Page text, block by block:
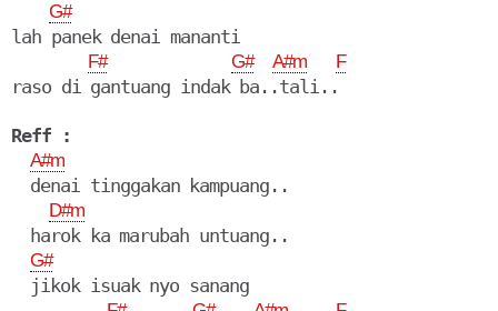
G#
lah panek denai mananti
F# G# A#m F
raso di gantuang indak ba..tali..
Reff :
A#m
  denai tinggakan kampuang..
D#m
  harok ka marubah untuang..
G#
  jikok isuak nyo sanang